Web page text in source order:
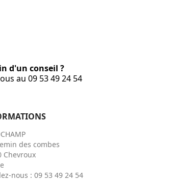
d'un conseil ?
au 09 53 49 24 54
des combes
Chevroux
nous : 09 53 49 24 54